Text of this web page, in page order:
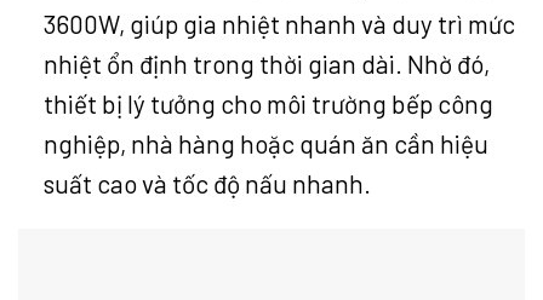
3600W, giúp gia nhiệt nhanh và duy trì mức
nhiệt ổn định trong thời gian dài. Nhờ đó,
thiết bị lý tưởng cho môi trường bếp công
nghiệp, nhà hàng hoặc quán ăn cần hiệu
suất cao và tốc độ nấu nhanh.